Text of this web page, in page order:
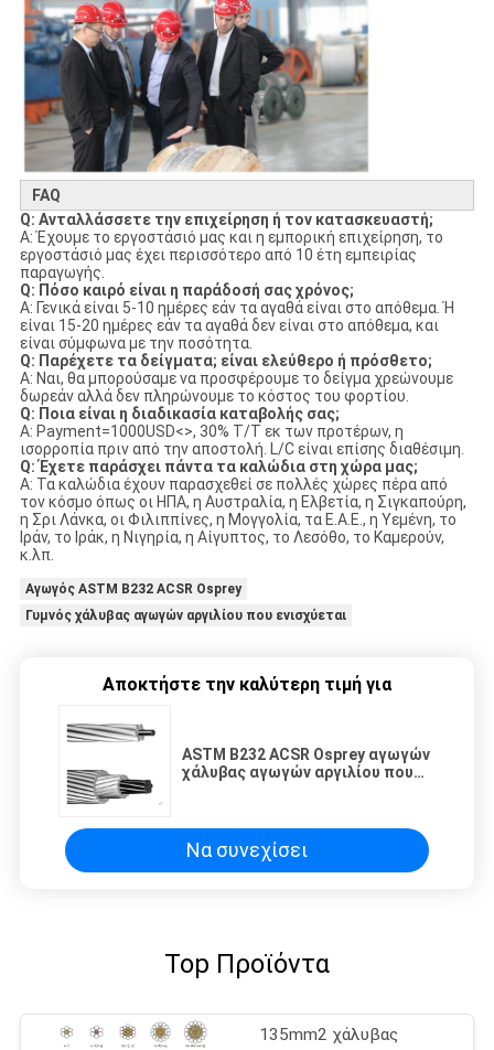
FAQ
Q: Ανταλλάσσετε την επιχείρηση ή τον κατασκευαστή;
Α: Έχουμε το εργοστάσιό μας και η εμπορική επιχείρηση, το
εργοστάσιό μας έχει περισσότερο από 10 έτη εμπειρίας
παραγωγής.
Q: Πόσο καιρό είναι η παράδοσή σας χρόνος;
Α: Γενικά είναι 5-10 ημέρες εάν τα αγαθά είναι στο απόθεμα. Ή
είναι 15-20 ημέρες εάν τα αγαθά δεν είναι στο απόθεμα, και
είναι σύμφωνα με την ποσότητα.
Q: Παρέχετε τα δείγματα; είναι ελεύθερο ή πρόσθετο;
Α: Ναι, θα μπορούσαμε να προσφέρουμε το δείγμα χρεώνουμε
δωρεάν αλλά δεν πληρώνουμε το κόστος του φορτίου.
Q: Ποια είναι η διαδικασία καταβολής σας;
Α: Payment=1000USD<>, 30% T/T εκ των προτέρων, η
ισορροπία πριν από την αποστολή. L/C είναι επίσης διαθέσιμη.
Q: Έχετε παράσχει πάντα τα καλώδια στη χώρα μας;
Α: Τα καλώδια έχουν παρασχεθεί σε πολλές χώρες πέρα από
τον κόσμο όπως οι ΗΠΑ, η Αυστραλία, η Ελβετία, η Σιγκαπούρη,
η Σρι Λάνκα, οι Φιλιππίνες, η Μογγολία, τα Ε.Α.Ε., η Υεμένη, το
Ιράν, το Ιράκ, η Νιγηρία, η Αίγυπτος, το Λεσόθο, το Καμερούν,
κ.λπ.
Αγωγός ASTM B232 ACSR Osprey
Γυμνός χάλυβας αγωγών αργιλίου που ενισχύεται
Αποκτήστε την καλύτερη τιμή για
ASTM B232 ACSR Osprey αγωγών
χάλυβας αγωγών αργιλίου που
Να συνεχίσει
Top Προϊόντα
135mm2 χάλυβας